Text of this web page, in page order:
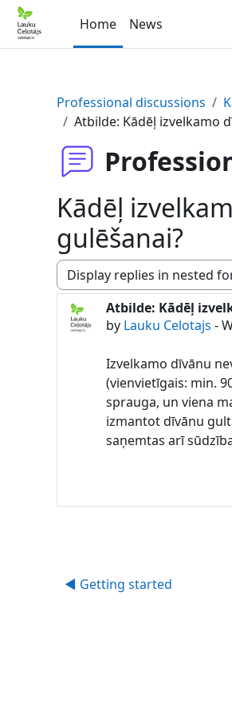
Skip to main content
Home
News
Professional discussions
Atbilde: Kādēļ izvelkamo
Kādēļ
gulēšanai?
Display mode
Atbilde: Kādēļ
by Lauku Celotajs -
Number of replies: 0
Izvelkamo dīvānu
(vienvietīgais: min.
sprauga, un viena
izmantot dīvānu
saņemtas arī
◀︎ Getting started